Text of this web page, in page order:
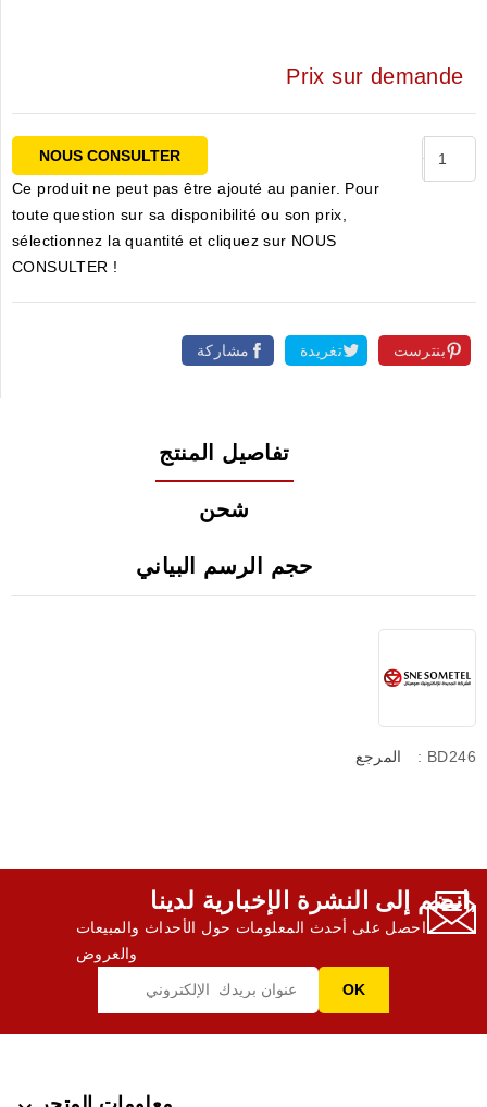
Prix sur demande
NOUS CONSULTER
Ce produit ne peut pas être ajouté au panier. Pour
toute question sur sa disponibilité ou son prix,
sélectionnez la quantité et cliquez sur NOUS
CONSULTER !
مشاركة تغريدة بنترست
تفاصيل المنتج
شحن
حجم الرسم البياني
المرجع : BD246
انضم إلى النشرة الإخبارية لدينا,
احصل على أحدث المعلومات حول الأحداث والمبيعات
والعروض